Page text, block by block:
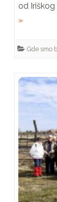
od
»
Gde smo